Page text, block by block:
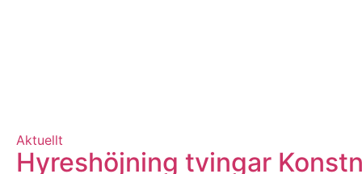
Aktuellt
Hyreshöjning tvingar